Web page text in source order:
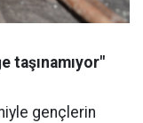
taşınamıyor"
gençlerin